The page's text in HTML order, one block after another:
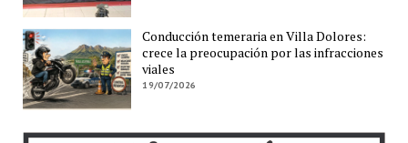
Conducción temeraria en Villa Dolores:
crece la preocupación por las infracciones
viales
19/07/2026